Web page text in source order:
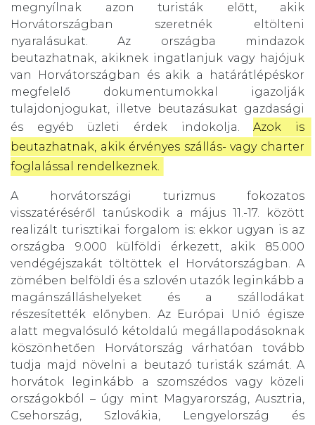
megnyílnak azon turisták előtt, akik
Horvátországban szeretnék eltölteni
nyaralásukat. Az országba mindazok
beutazhatnak, akiknek ingatlanjuk vagy hajójuk
van Horvátországban és akik a határátlépéskor
megfelelő dokumentumokkal igazolják
tulajdonjogukat, illetve beutazásukat gazdasági
és egyéb üzleti érdek indokolja.Azok is
beutazhatnak, akik érvényes szállás- vagy charter
foglalással rendelkeznek.
A horvátországi turizmus fokozatos
visszatéréséről tanúskodik a május 11.-17. között
realizált turisztikai forgalom is: ekkor ugyan is az
országba 9.000 külföldi érkezett, akik 85.000
vendégéjszakát töltöttek el Horvátországban. A
zömében belföldi és a szlovén utazók leginkább a
magánszálláshelyeket és a szállodákat
részesítették előnyben. Az Európai Unió égisze
alatt megvalósuló kétoldalú megállapodásoknak
köszönhetően Horvátország várhatóan tovább
tudja majd növelni a beutazó turisták számát. A
horvátok leginkább a szomszédos vagy közeli
országokból – úgy mint Magyarország, Ausztria,
Csehország, Szlovákia, Lengyelország és